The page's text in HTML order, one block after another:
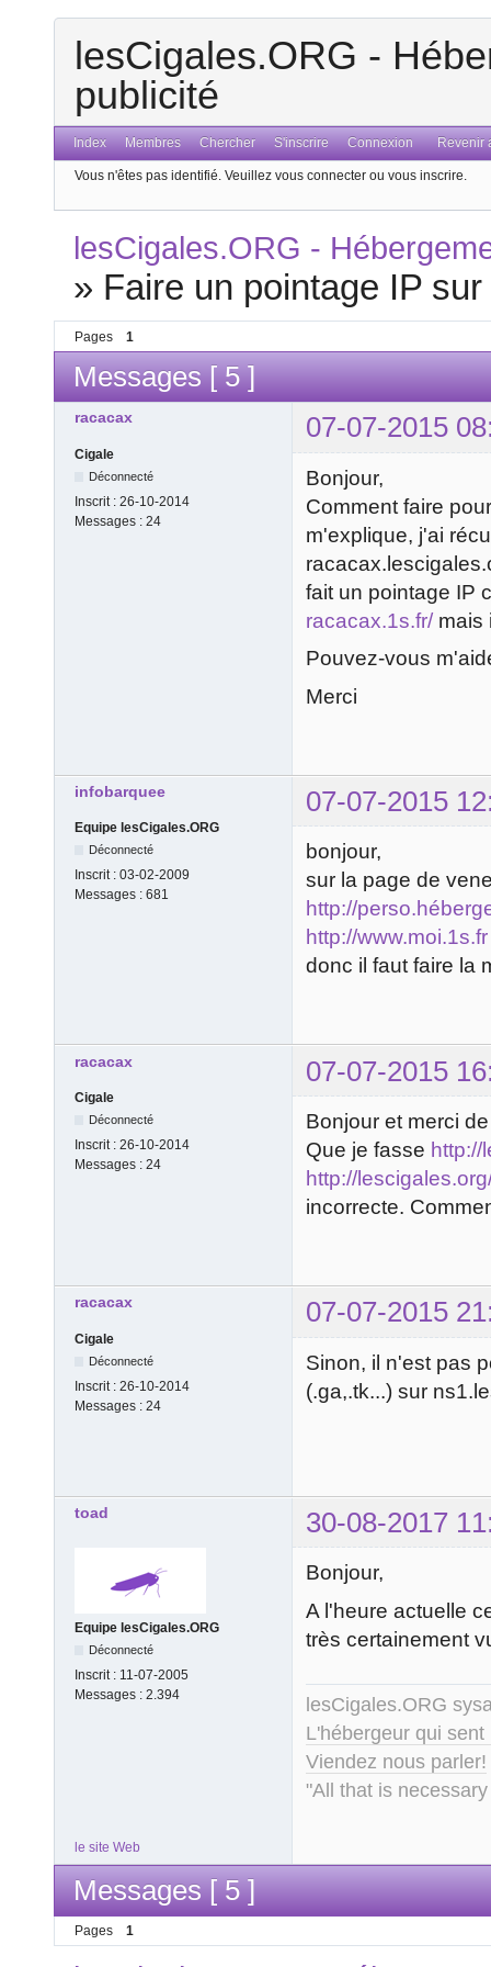
lesCigales.ORG -
publicité
Index Membres Chercher S'inscrire Connexion Revenir
Vous n'êtes pas identifié. Veuillez vous connecter ou vous inscrire.
lesCigales.ORG -
» Faire un pointage IP
Pages 1
Messages [ 5 ]
racacax 07-07-2015
Cigale
Déconnecté
Inscrit : 26-10-2014
Messages : 24
Bonjour,
Comment faire
m'explique, j'ai
fait un pointage IP
racacax.1s.fr/mais
Pouvez-vous
Merci
infobarquee 07-07-2015
Equipe lesCigales.ORG
Déconnecté
Inscrit : 03-02-2009
Messages : 681
bonjour,
sur la page de
http://
http://www.moi.1s.fr
donc il faut faire la
racacax 07-07-2015
Cigale
Déconnecté
Inscrit : 26-10-2014
Messages : 24
Bonjour et merci
Que je fasse
http://
incorrecte.
racacax 07-07-2015
Cigale
Déconnecté
Inscrit : 26-10-2014
Messages : 24
Sinon, il n'est pas
(.ga,.tk...) sur
toad 30-08-2017
Equipe lesCigales.ORG
Déconnecté
Inscrit : 11-07-2005
Messages : 2.394
Bonjour,
A l'heure actuelle
très certainement
lesCigales.ORG
L'hébergeur qui
Viendez nous parler!
"All that is
le site Web
Messages [ 5 ]
Pages 1